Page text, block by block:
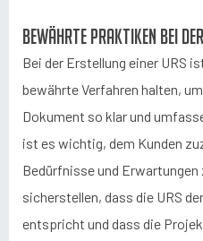
Bewährte Praktiken bei
Bei der Erstellung einer URS
bewährte Verfahren halten,
Dokument so klar und
ist es wichtig, dem Kunden
Bedürfnisse und
sicherstellen, dass die URS
entspricht und dass die